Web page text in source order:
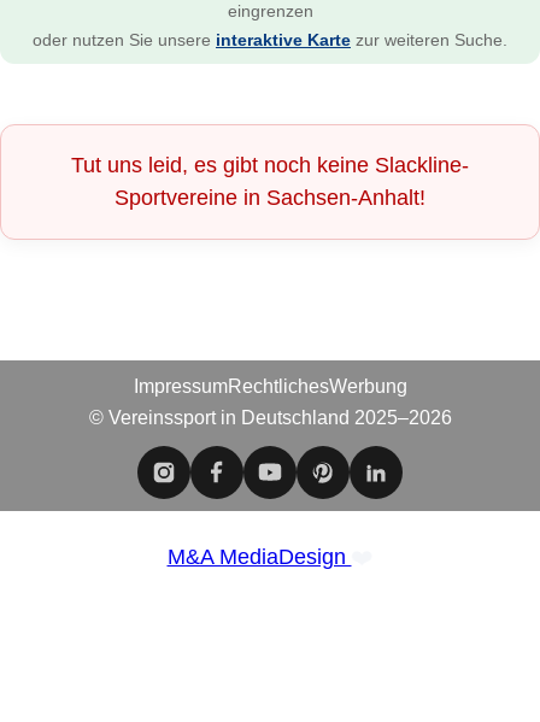
eingrenzen
oder nutzen Sie unsere interaktive Karte zur weiteren Suche.
Tut uns leid, es gibt noch keine Slackline-
Sportvereine in Sachsen-Anhalt!
ImpressumRechtlichesWerbung
© Vereinssport in Deutschland 2025–2026
M&A MediaDesign